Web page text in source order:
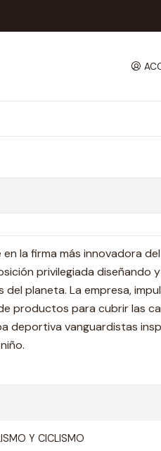
Cam XL
la firma más innovadora
privilegiada diseñando
planeta. La empresa,
productos para cubrir las
deportiva vanguardistas
Y CICLISMO